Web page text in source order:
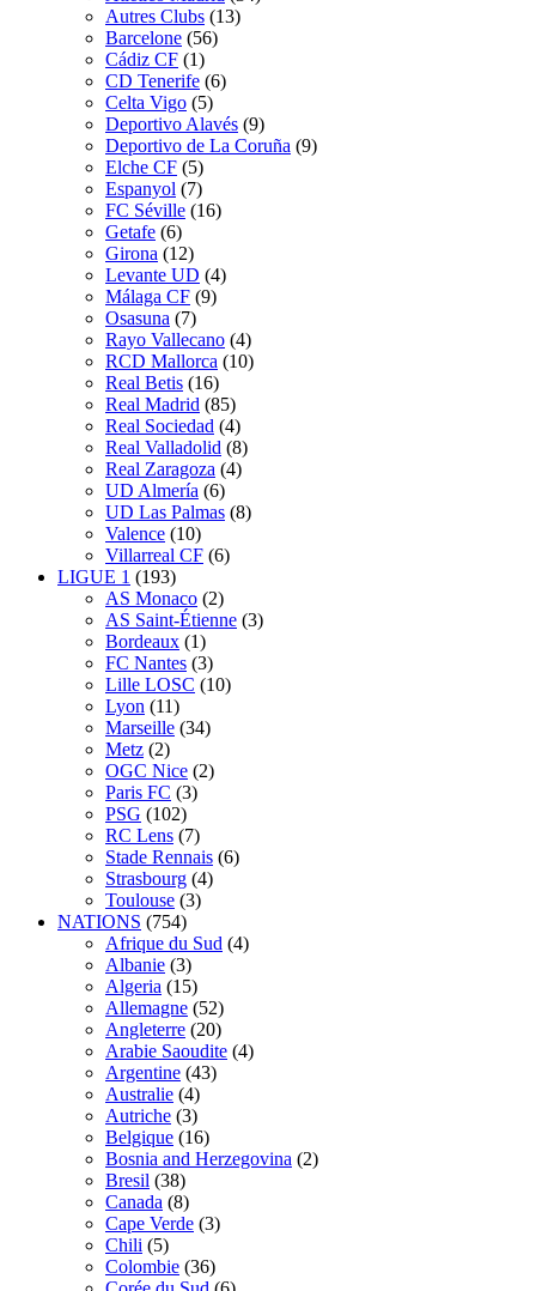
Autres Clubs (13)
Barcelone (56)
Cádiz CF (1)
CD Tenerife (6)
Celta Vigo (5)
Deportivo Alavés (9)
Deportivo de La Coruña (9)
Elche CF (5)
Espanyol (7)
FC Séville (16)
Getafe (6)
Girona (12)
Levante UD (4)
Málaga CF (9)
Osasuna (7)
Rayo Vallecano (4)
RCD Mallorca (10)
Real Betis (16)
Real Madrid (85)
Real Sociedad (4)
Real Valladolid (8)
Real Zaragoza (4)
UD Almería (6)
UD Las Palmas (8)
Valence (10)
Villarreal CF (6)
LIGUE 1 (193)
AS Monaco (2)
AS Saint-Étienne (3)
Bordeaux (1)
FC Nantes (3)
Lille LOSC (10)
Lyon (11)
Marseille (34)
Metz (2)
OGC Nice (2)
Paris FC (3)
PSG (102)
RC Lens (7)
Stade Rennais (6)
Strasbourg (4)
Toulouse (3)
NATIONS (754)
Afrique du Sud (4)
Albanie (3)
Algeria (15)
Allemagne (52)
Angleterre (20)
Arabie Saoudite (4)
Argentine (43)
Australie (4)
Autriche (3)
Belgique (16)
Bosnia and Herzegovina (2)
Bresil (38)
Canada (8)
Cape Verde (3)
Chili (5)
Colombie (36)